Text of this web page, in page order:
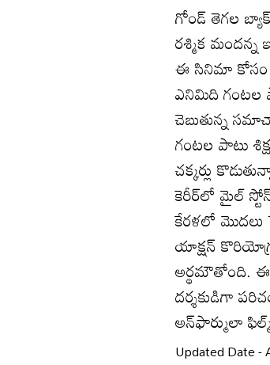
గోండ్ తెగల
రశ్మిక మందన్న
ఈ సినిమా కోసం
ఎనిమిది గంటల
చెబుతున్న
గంటల పాటు
చక్కర్లు
కెరీర్‌లో మైల్
కేరళలో మొదలు
యాక్షన్‌
అర్థమౌతోంది. ఈ
దర్శకుడిగా
అన్‌ఫార్ములా
Updated Date -